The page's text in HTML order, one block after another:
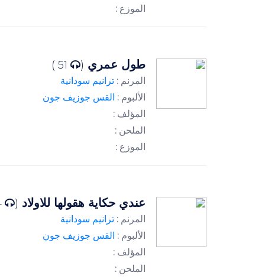
الموزع :
طول عمري (
المرنم : ترانيم سودانية
الألبوم : القس جوزيف جون
المؤلف :
الملحن :
الموزع :
عندي حكاية هقولها للاولاد (
المرنم : ترانيم سودانية
الألبوم : القس جوزيف جون
المؤلف :
الملحن :